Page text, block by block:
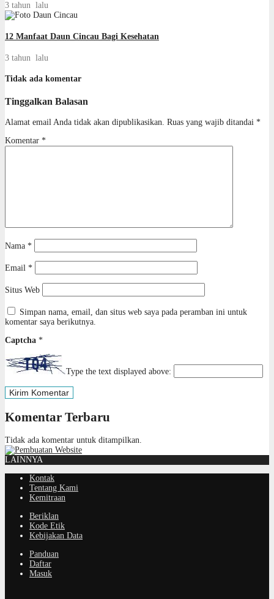
3 tahun lalu
12 Manfaat Daun Cincau Bagi Kesehatan
3 tahun lalu
Tidak ada komentar
Tinggalkan Balasan
Alamat email Anda tidak akan dipublikasikan. Ruas yang wajib ditandai *
Komentar *
Nama *
Email *
Situs Web
Simpan nama, email, dan situs web saya pada peramban ini untuk
komentar saya berikutnya.
Captcha *
Type the text displayed above:
Komentar Terbaru
Tidak ada komentar untuk ditampilkan.
LAINNYA
Kontak
Tentang Kami
Kemitraan
Beriklan
Kode Etik
Kebijakan Data
Panduan
Daftar
Masuk